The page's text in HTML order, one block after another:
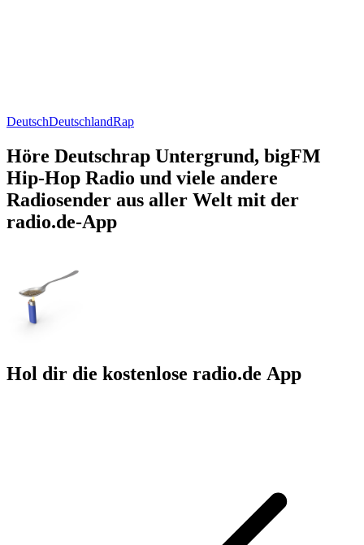
DeutschDeutschlandRap
Höre Deutschrap Untergrund, bigFM
Hip-Hop Radio und viele andere
Radiosender aus aller Welt mit der
radio.de-App
Hol dir die kostenlose radio.de App